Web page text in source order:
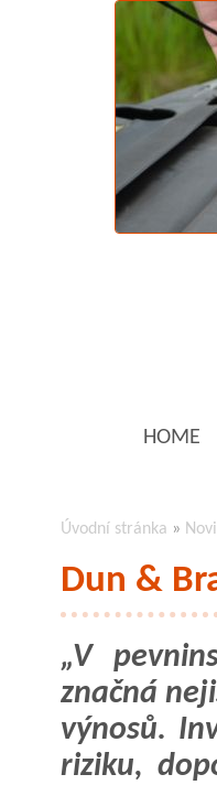
HOME
Úvodní stránka »
Dun &
„V
značná
výnosů.
riziku,